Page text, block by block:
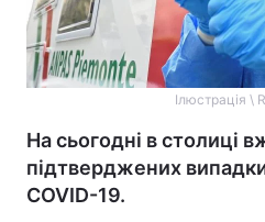
Ілюстрація \
На сьогодні в столиці
підтверджених
COVID-19.